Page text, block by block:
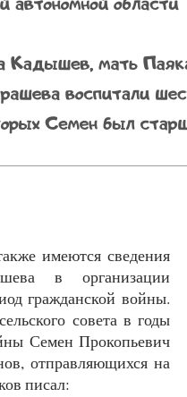
имеются сведения
в организации
гражданской войны.
совета в годы
Семен Прокопьевич
отправляющихся на
писал: